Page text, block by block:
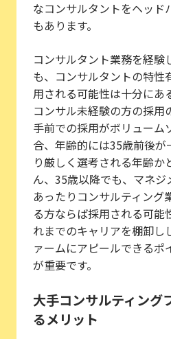
なコンサルタントをヘッド
もあります。
コンサルタント業務を経験
も、コンサルタントの特性
用される可能性は十分にあ
コンサル未経験の方の採用
手前での採用がボリューム
合、年齢的には35歳前後が
り厳しく選考される年齢か
ん、35歳以降でも、マネ
あったりコンサルティング
る方ならば採用される可能
れまでのキャリアを棚卸し
ァームにアピールできるポ
が重要です。
大手コンサルティング
るメリット